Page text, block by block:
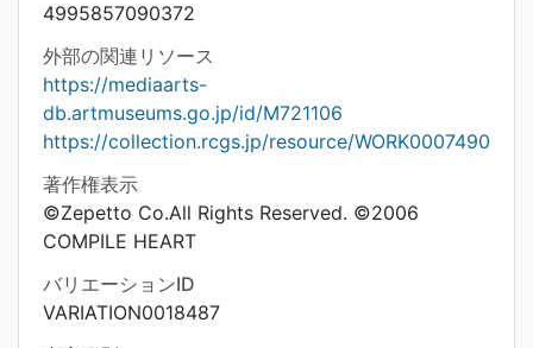
4995857090372
外部の関連リソース
https://mediaarts-
db.artmuseums.go.jp/id/M721106
https://collection.rcgs.jp/resource/WORK0007490
著作権表示
©Zepetto Co.All Rights Reserved. ©2006
COMPILE HEART
バリエーションID
VARIATION0018487